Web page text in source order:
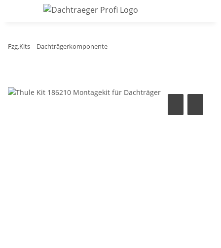
Fzg.Kits – Dachträgerkomponente